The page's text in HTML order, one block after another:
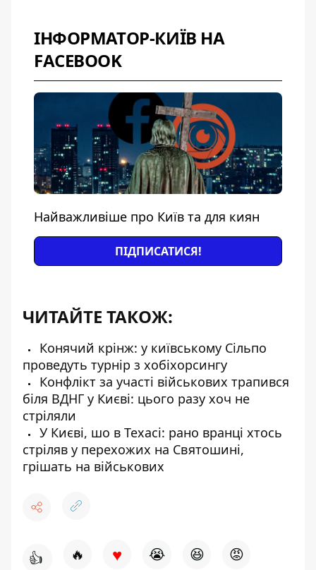
ІНФОРМАТОР-КИЇВ НА
FACEBOOK
Найважливіше про Київ та для киян
ПІДПИСАТИСЯ!
ЧИТАЙТЕ ТАКОЖ:
Конячий крінж: у київському Сільпо
проведуть турнір з хобіхорсингу
Конфлікт за участі військових трапився
біля ВДНГ у Києві: цього разу хоч не
стріляли
У Києві, шо в Техасі: рано вранці хтось
стріляв у перехожих на Святошині,
грішать на військових
👍 🔥 ♥ 😭 😆 😡